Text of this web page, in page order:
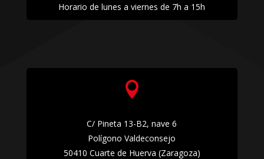
Horario de lunes a viernes de 7h a 15h

C/ Pineta 13-B2, nave 6
Polígono Valdeconsejo
50410 Cuarte de Huerva (Zaragoza)